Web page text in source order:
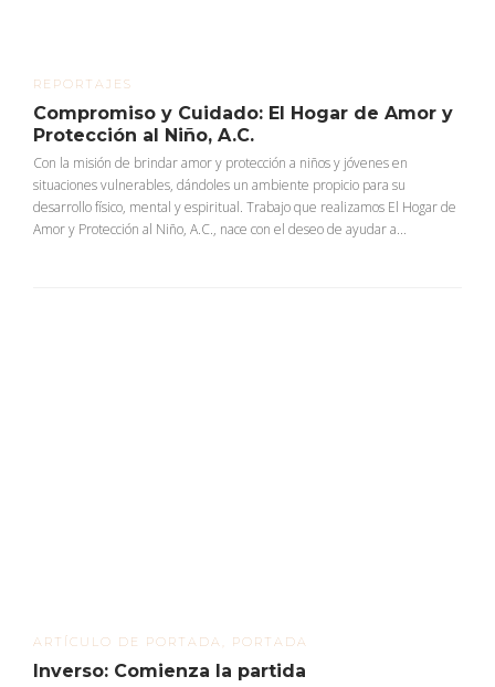
REPORTAJES
Compromiso y Cuidado: El Hogar de Amor y
Protección al Niño, A.C.
Con la misión de brindar amor y protección a niños y jóvenes en
situaciones vulnerables, dándoles un ambiente propicio para su
desarrollo físico, mental y espiritual. Trabajo que realizamos El Hogar de
Amor y Protección al Niño, A.C., nace con el deseo de ayudar a...
ARTÍCULO DE PORTADA PORTADA
Inverso: Comienza la partida